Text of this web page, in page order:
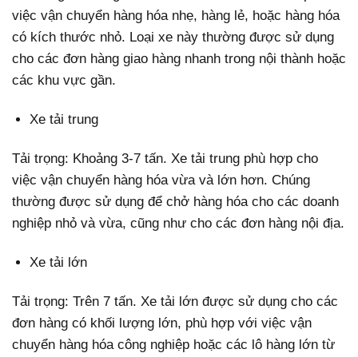
việc vận chuyển hàng hóa nhẹ, hàng lẻ, hoặc hàng hóa
có kích thước nhỏ. Loại xe này thường được sử dụng
cho các đơn hàng giao hàng nhanh trong nội thành hoặc
các khu vực gần.
Xe tải trung
Tải trọng: Khoảng 3-7 tấn. Xe tải trung phù hợp cho
việc vận chuyển hàng hóa vừa và lớn hơn. Chúng
thường được sử dụng để chở hàng hóa cho các doanh
nghiệp nhỏ và vừa, cũng như cho các đơn hàng nội địa.
Xe tải lớn
Tải trọng: Trên 7 tấn. Xe tải lớn được sử dụng cho các
đơn hàng có khối lượng lớn, phù hợp với việc vận
chuyển hàng hóa công nghiệp hoặc các lô hàng lớn từ